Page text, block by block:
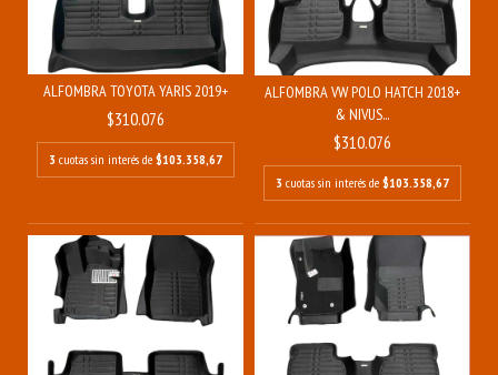
ALFOMBRA TOYOTA YARIS 2019+
$310.076
3 cuotas sin interés de $103.358,67
ALFOMBRA VW POLO HATCH 2018+
& NIVUS...
$310.076
3 cuotas sin interés de $103.358,67